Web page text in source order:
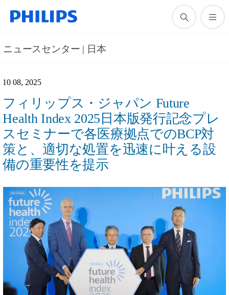
ニュースセンター | 日本
10 08, 2025
フィリップス・ジャパン Future
Health Index 2025日本版発行記念プレ
スセミナーで各医療拠点でのBCP対
策と、適切な処置を迅速に叶える設
備の重要性を提示